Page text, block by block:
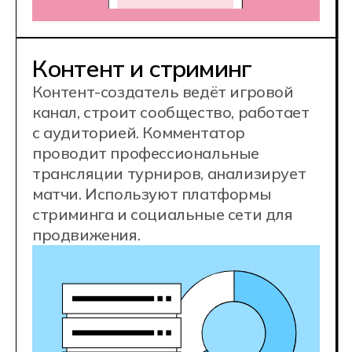
Конкурентные
зарплаты
70 000 ₽ junior
middle
200 000+ ₽ senior
Востребованная IT-
профессия